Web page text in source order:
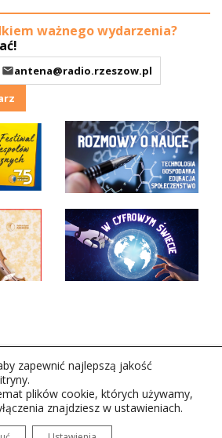
ważnego wydarzenia?
antena@radio.rzeszow.pl
Radio Rzeszów S.A. w likwidacj.
zapewnić najlepszą jakość
plików cookie, których używamy,
znajdziesz w ustawieniach.